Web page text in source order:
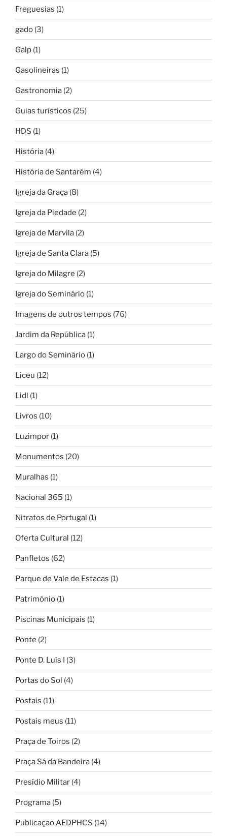
Freguesias (1)
gado (3)
Galp (1)
Gasolineiras (1)
Gastronomia (2)
Guias turísticos (25)
HDS (1)
História (4)
História de Santarém (4)
Igreja da Graça (8)
Igreja da Piedade (2)
Igreja de Marvila (2)
Igreja de Santa Clara (5)
Igreja do Milagre (2)
Igreja do Seminário (1)
Imagens de outros tempos (76)
Jardim da República (1)
Largo do Seminário (1)
Liceu (12)
Lidl (1)
Livros (10)
Luzimpor (1)
Monumentos (20)
Muralhas (1)
Nacional 365 (1)
Nitratos de Portugal (1)
Oferta Cultural (12)
Panfletos (62)
Parque de Vale de Estacas (1)
Património (1)
Piscinas Municipais (1)
Ponte (2)
Ponte D. Luís I (3)
Portas do Sol (4)
Postais (11)
Postais meus (11)
Praça de Toiros (2)
Praça Sá da Bandeira (4)
Presídio Militar (4)
Programa (5)
Publicação AEDPHCS (14)